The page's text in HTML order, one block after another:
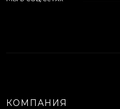
КОМПАНИЯ